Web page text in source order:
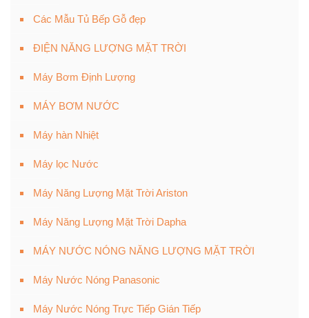
Các Mẫu Tủ Bếp Gỗ đẹp
ĐIỆN NĂNG LƯỢNG MẶT TRỜI
Máy Bơm Định Lượng
MÁY BƠM NƯỚC
Máy hàn Nhiệt
Máy lọc Nước
Máy Năng Lượng Mặt Trời Ariston
Máy Năng Lượng Mặt Trời Dapha
MÁY NƯỚC NÓNG NĂNG LƯỢNG MẶT TRỜI
Máy Nước Nóng Panasonic
Máy Nước Nóng Trực Tiếp Gián Tiếp